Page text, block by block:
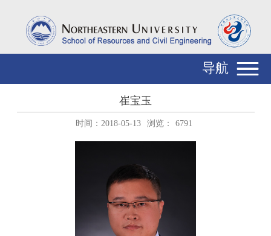
导航
崔宝玉
时间：2018-05-13 浏览： 6791